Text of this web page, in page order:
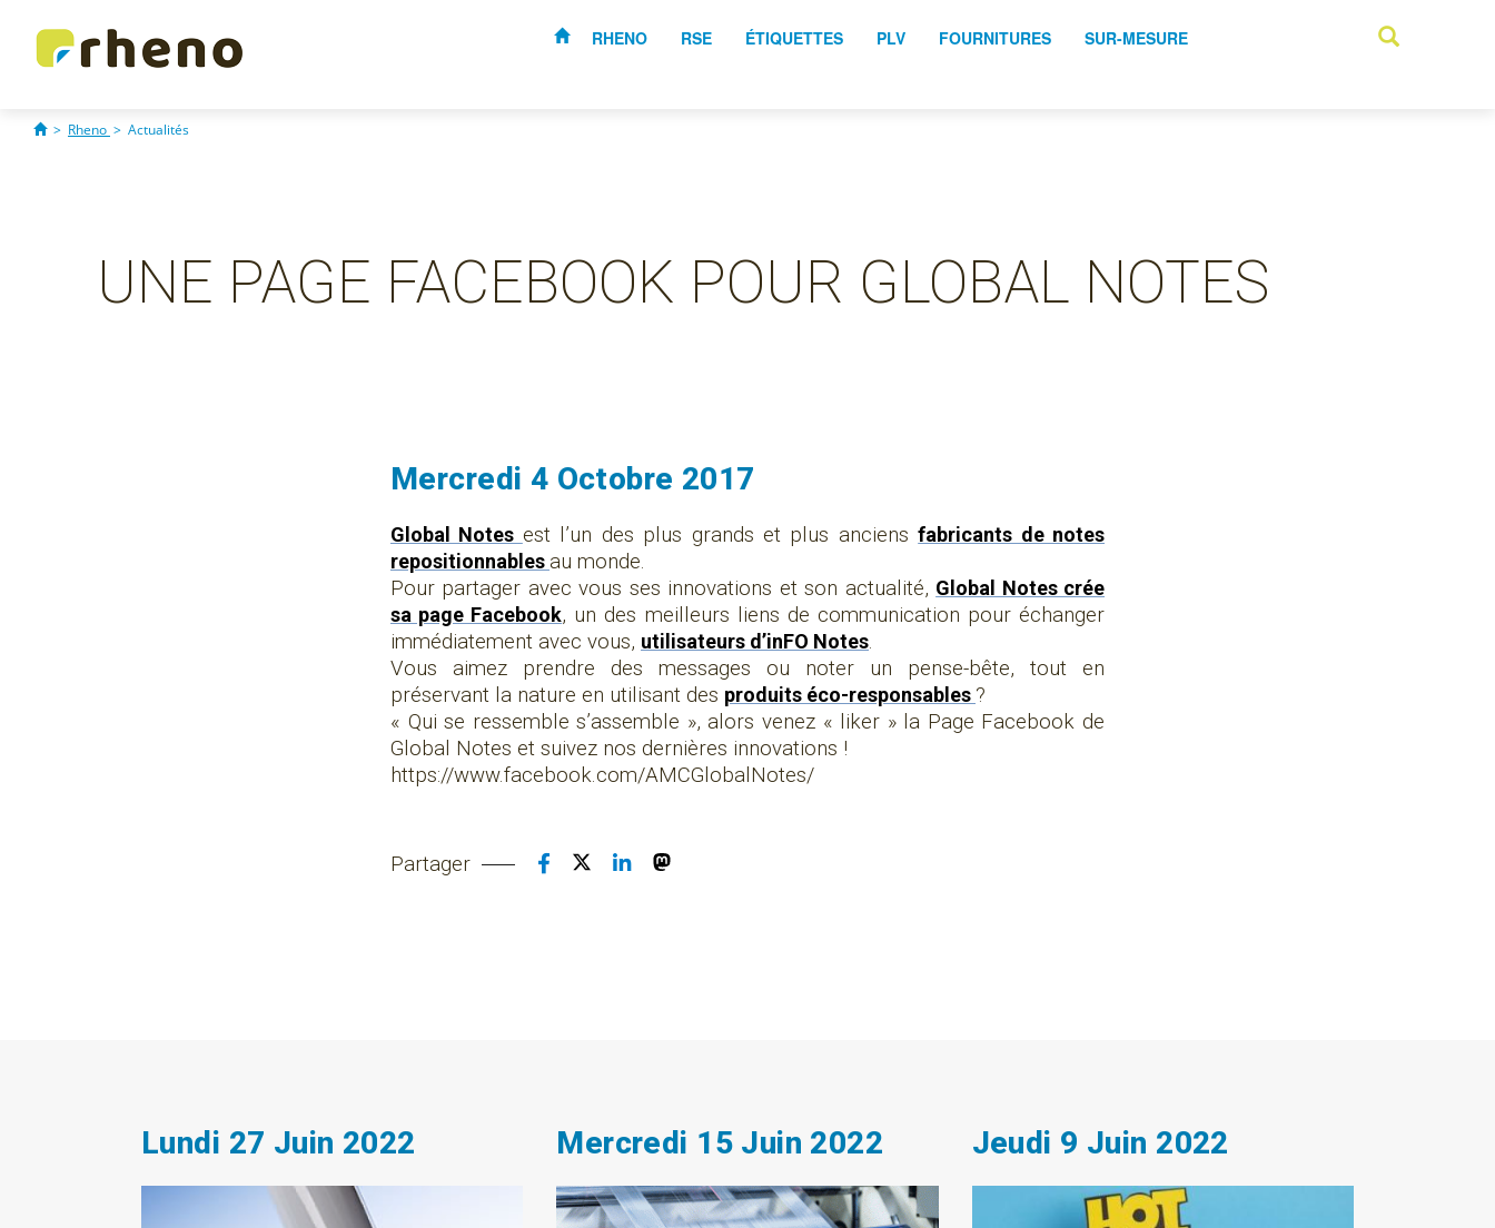
RHENO RSE ÉTIQUETTES PLV FOURNITURES SUR-MESURE
> Rheno > Actualités
UNE PAGE FACEBOOK POUR GLOBAL NOTES
Mercredi 4 Octobre 2017
Global Notes est l’un des plus grands et plus anciensfabricants de notes
repositionnables au monde.
Pour partager avec vous ses innovations et son actualité, Global Notes crée
sa page Facebook, un des meilleurs liens de communication pour échanger
immédiatement avec vous, utilisateurs d’inFO Notes.
Vous aimez prendre des messages ou noter un pense-bête, tout en
préservant la nature en utilisant des produits éco-responsables ?
« Qui se ressemble s’assemble », alors venez « liker » la Page Facebook de
Global Notes et suivez nos dernières innovations !
https://www.facebook.com/AMCGlobalNotes/
Partager
Lundi 27 Juin 2022 Mercredi 15 Juin 2022 Jeudi 9 Juin 2022